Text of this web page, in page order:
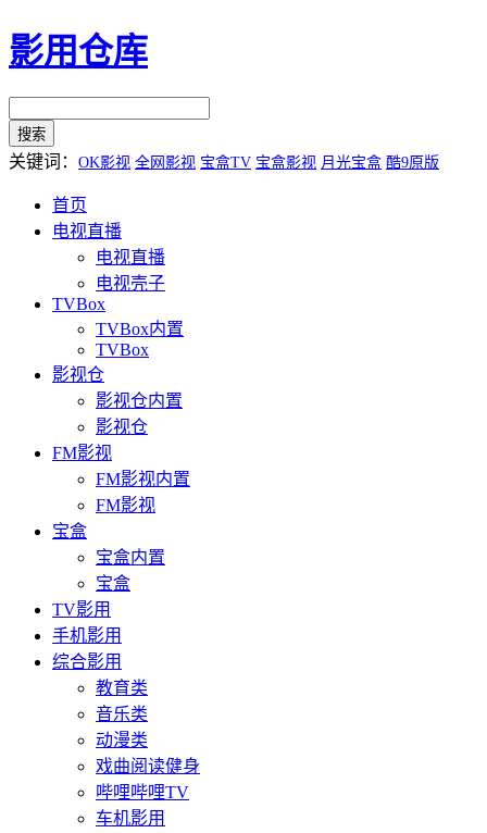
影用仓库
关键词： OK影视 全网影视 宝盒TV 宝盒影视 月光宝盒 酷9原版
首页
电视直播
电视直播
电视壳子
TVBox
TVBox内置
TVBox
影视仓
影视仓内置
影视仓
FM影视
FM影视内置
FM影视
宝盒
宝盒内置
宝盒
TV影用
手机影用
综合影用
教育类
音乐类
动漫类
戏曲阅读健身
哔哩哔哩TV
车机影用